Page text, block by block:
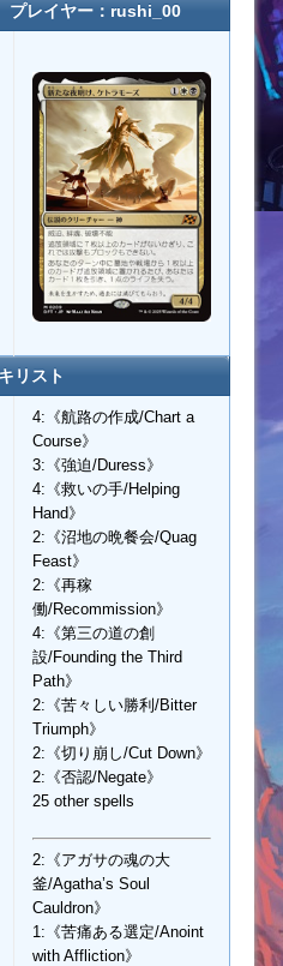
レイヤー：rushi_00
リスト
4:《航路の作成/Chart a
Course》
3:《強迫/Duress》
4:《救いの手/Helping
Hand》
2:《沼地の晩餐会/Quag
Feast》
2:《再稼
働/Recommission》
4:《第三の道の創
設/Founding the Third
Path》
2:《苦々しい勝利/Bitter
Triumph》
2:《切り崩し/Cut Down》
2:《否認/Negate》
25 other spells
2:《アガサの魂の大
釜/Agatha’s Soul
Cauldron》
1:《苦痛ある選定/Anoint
with Affliction》